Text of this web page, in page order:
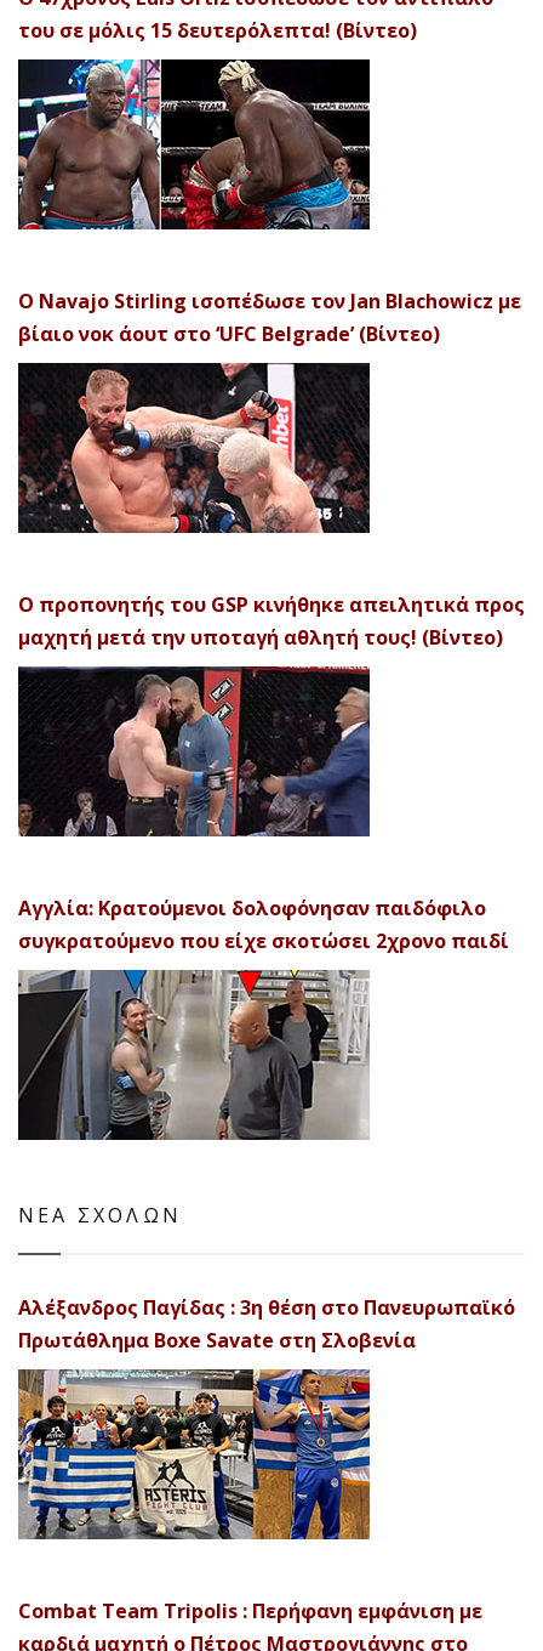
του σε μόλις 15 δευτερόλεπτα! (Βίντεο)
Ο Navajo Stirling ισοπέδωσε τον Jan Blachowicz με
βίαιο νοκ άουτ στο ‘UFC Belgrade’ (Βίντεο)
Ο προπονητής του GSP κινήθηκε απειλητικά προς
μαχητή μετά την υποταγή αθλητή τους! (Βίντεο)
Αγγλία: Κρατούμενοι δολοφόνησαν παιδόφιλο
συγκρατούμενο που είχε σκοτώσει 2χρονο παιδί
ΝΕΑ ΣΧΟΛΩΝ
Αλέξανδρος Παγίδας : 3η θέση στο Πανευρωπαϊκό
Πρωτάθλημα Boxe Savate στη Σλοβενία
Combat Team Tripolis : Περήφανη εμφάνιση με
καρδιά μαχητή ο Πέτρος Μαστρογιάννης στο